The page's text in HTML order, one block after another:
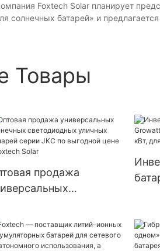
Foxtech Solar планирует
солнечных батарей» и
Товары
продажа
уличных
серии JKC по
к